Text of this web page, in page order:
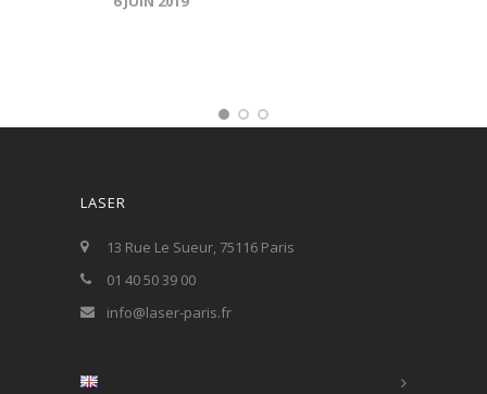
LASER
13 Rue Le Sueur, 75116 Paris
01 40 50 39 00
info@laser-paris.fr